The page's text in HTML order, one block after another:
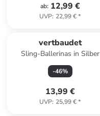
ab: 12,99 €
UVP: 22,99 €*
vertbaudet
Sling-Ballerinas in Silber
-46%
13,99 €
UVP: 25,99 €*